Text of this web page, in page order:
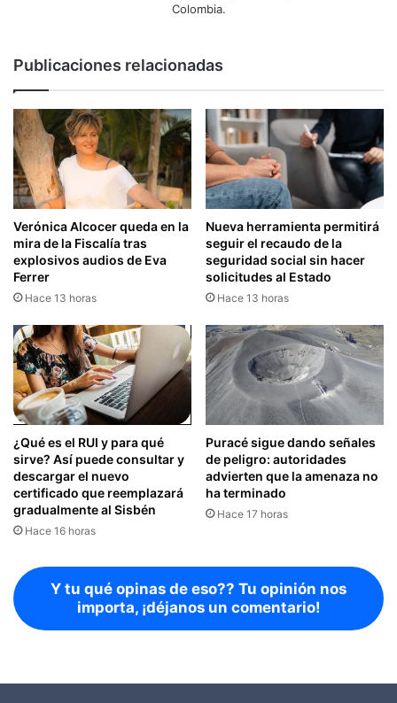
Colombia.
Publicaciones relacionadas
Verónica Alcocer queda en la
mira de la Fiscalía tras
explosivos audios de Eva
Ferrer
Hace 13 horas
Nueva herramienta permitirá
seguir el recaudo de la
seguridad social sin hacer
solicitudes al Estado
Hace 13 horas
¿Qué es el RUI y para qué
sirve? Así puede consultar y
descargar el nuevo
certificado que reemplazará
gradualmente al Sisbén
Hace 16 horas
Puracé sigue dando señales
de peligro: autoridades
advierten que la amenaza no
ha terminado
Hace 17 horas
Y tu qué opinas de eso?? Tu opinión nos
importa, ¡déjanos un comentario!